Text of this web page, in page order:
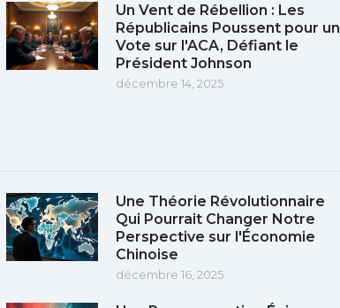
Un Vent de Rébellion : Les
Républicains Poussent pour un
Vote sur l'ACA, Défiant le
Président Johnson
décembre 14, 2025
Une Théorie Révolutionnaire
Qui Pourrait Changer Notre
Perspective sur l'Économie
Chinoise
décembre 16, 2025